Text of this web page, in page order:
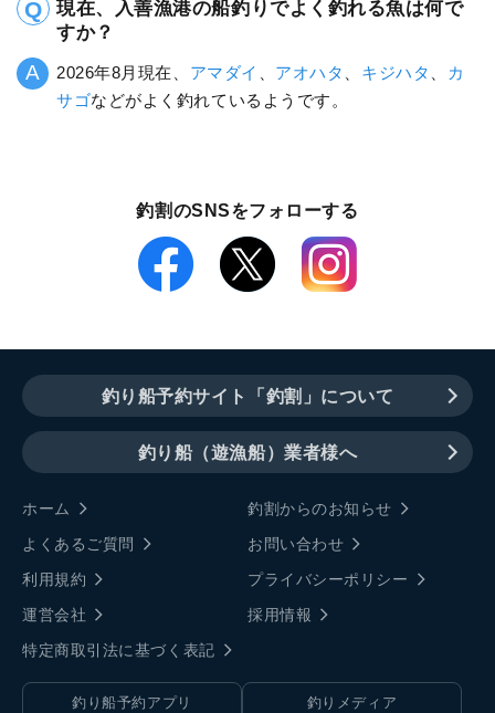
現在、入善漁港の船釣りでよく釣れる魚は何で
すか？
2026年8月現在、 アマダイ アオハタ キジハタ
カ
サゴなどがよく釣れているようです。
釣割のSNSをフォローする
釣り船予約サイト「釣割」について
釣り船（遊漁船）業者様へ
ホーム
釣割からのお知らせ
よくあるご質問
お問い合わせ
利用規約
プライバシーポリシー
運営会社
採用情報
特定商取引法に基づく表記
釣り船予約アプリ
釣りメディア